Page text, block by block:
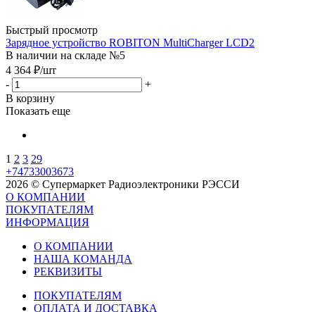
Быстрый просмотр
Зарядное устройство ROBITON MultiCharger LCD2
В наличии на складе №5
4 364 ₽/шт
-
+
В корзину
Показать еще
1 2 3 29
+74733003673
2026 © Супермаркет Радиоэлектроники РЭССИ
О КОМПАНИИ
ПОКУПАТЕЛЯМ
ИНФОРМАЦИЯ
О КОМПАНИИ
НАША КОМАНДА
РЕКВИЗИТЫ
ПОКУПАТЕЛЯМ
ОПЛАТА И ДОСТАВКА